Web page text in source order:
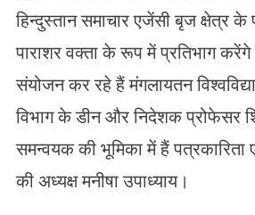
हिन्दुस्तान समाचार एजेंसी बृज क्षेत्र के
पाराशर वक्ता के रूप में प्रतिभाग
संयोजन कर रहे हैं मंगलायतन
विभाग के डीन और निदेशक प्रोफेसर
समन्वयक की भूमिका में हैं पत्रकारिता
की अध्यक्ष मनीषा उपाध्याय।